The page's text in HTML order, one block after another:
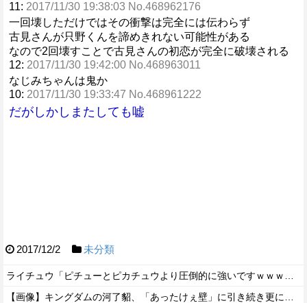
11: 2017/11/30 19:38:03 No.468962176
一回壊しただけではその衝撃は完全には伝わらず
古見さんが只野くんを諦めきれない可能性がある
なので2回壊すことで古見さんの初恋が完全に破壊される
12: 2017/11/30 19:42:00 No.468963011
なじみちゃんは鬼か
10: 2017/11/30 19:33:47 No.468961222
だがしかしまたしても嘘
2017/12/2 未分類